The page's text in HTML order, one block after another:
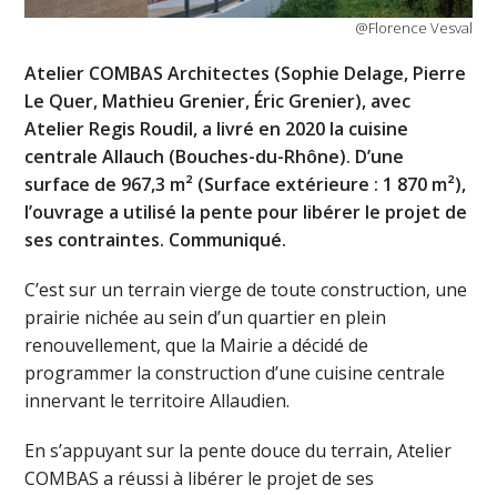
@Florence Vesval
Atelier COMBAS Architectes (Sophie Delage, Pierre
Le Quer, Mathieu Grenier, Éric Grenier), avec
Atelier Regis Roudil, a livré en 2020 la cuisine
centrale Allauch (Bouches-du-Rhône). D’une
surface de 967,3 m² (Surface extérieure : 1 870 m²),
l’ouvrage a utilisé la pente pour libérer le projet de
ses contraintes. Communiqué.
C’est sur un terrain vierge de toute construction, une
prairie nichée au sein d’un quartier en plein
renouvellement, que la Mairie a décidé de
programmer la construction d’une cuisine centrale
innervant le territoire Allaudien.
En s’appuyant sur la pente douce du terrain, Atelier
COMBAS a réussi à libérer le projet de ses